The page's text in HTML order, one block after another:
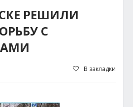
РЕШИЛИ
С
В закладки